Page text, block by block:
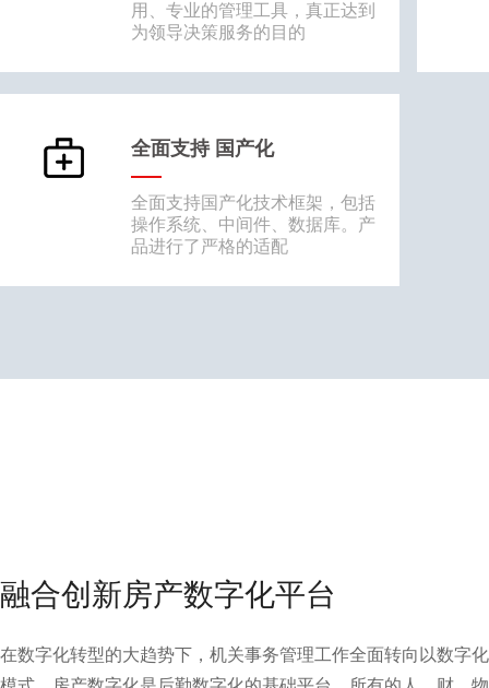
用、专业的管理工具，真正达到
为领导决策服务的目的
全面支持 国产化
全面支持国产化技术框架，包括
操作系统、中间件、数据库。产
品进行了严格的适配
融合创新房产数字化平台
在数字化转型的大趋势下，机关事务管理工作全面转向以数字